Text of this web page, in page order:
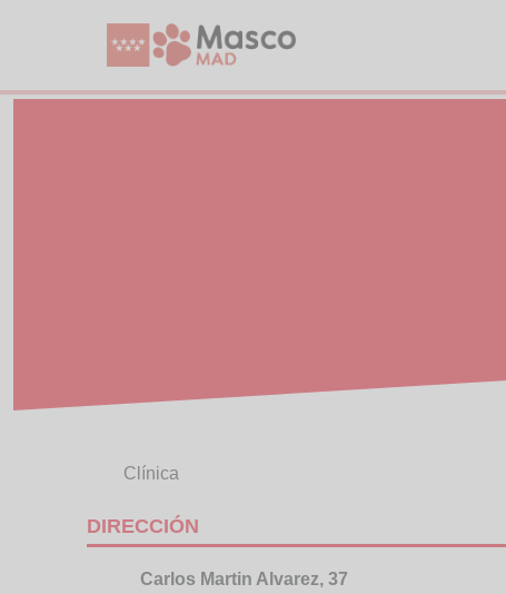
Clínica
DIRECCIÓN
Carlos Martin Alvarez, 37